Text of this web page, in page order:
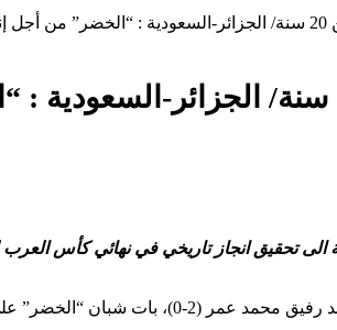
كان يبدو مستحيل التحقيق في بداية الدورة.